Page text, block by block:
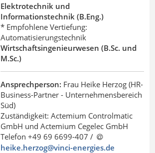
Elektrotechnik und
Informationstechnik (B.Eng.)
* Empfohlene Vertiefung:
Automatisierungstechnik
Wirtschaftsingenieurwesen (B.Sc. und
M.Sc.)
Ansprechperson: Frau Heike Herzog (HR-
Business-Partner - Unternehmensbereich
Süd)
Zuständigkeit: Actemium Controlmatic
GmbH und Actemium Cegelec GmbH
Telefon +49 69 6699-407 /
heike.herzog@vinci-energies.de